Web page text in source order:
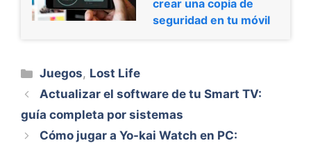
crear una copia de
seguridad en tu móvil
Categorías
Juegos, Lost Life
Actualizar el software de tu Smart TV:
guía completa por sistemas
Cómo jugar a Yo-kai Watch en PC: